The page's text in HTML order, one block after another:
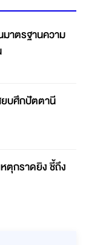
าตรฐานความ
บศึกปัตตานี
ตุกราดยิง ชี้ถึง